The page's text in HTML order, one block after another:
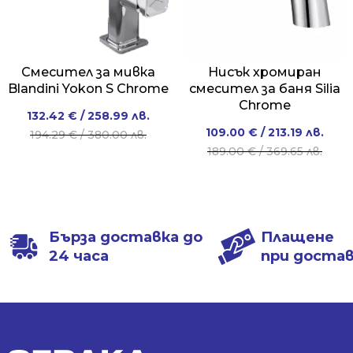
Смесител за мивка
Blandini Yokon S Chrome
194.29€/ 380.00 лв.
Original
price
132.42 € / 258.99 лв.
Current
price
Нисък хромиран
смесител за баня Silia
Chrome
189.00€/ 369.65 лв.
Original
price
109.00 € / 213.19 лв.
Current
price
Бърза доставка до
24 часа
Плащене
при